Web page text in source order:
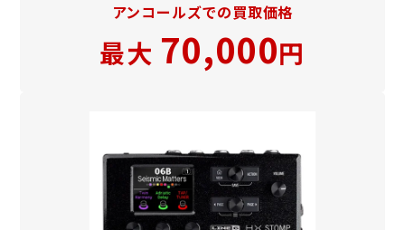
アンコールズでの買取価格
最大 70,000円